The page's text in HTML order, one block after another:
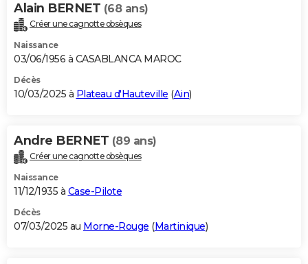
Alain BERNET (68 ans)
Créer une cagnotte obsèques
Naissance
03/06/1956 à CASABLANCA MAROC
Décès
10/03/2025 à Plateau d'Hauteville (Ain)
Andre BERNET (89 ans)
Créer une cagnotte obsèques
Naissance
11/12/1935 à Case-Pilote
Décès
07/03/2025 au Morne-Rouge (Martinique)